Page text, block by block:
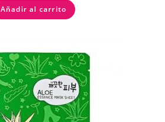
Añadir al carrito